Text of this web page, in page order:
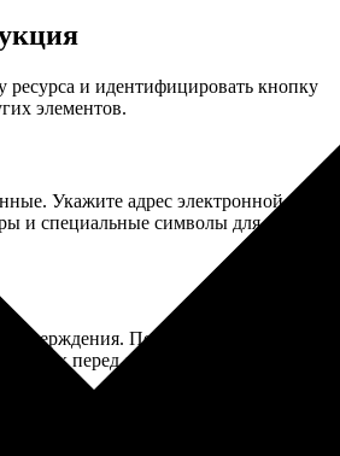
ресурса и идентифицировать кнопку
элементов.
Укажите адрес электронной почты
и специальные символы для
Перейдите по ней, чтобы
перед окончательной